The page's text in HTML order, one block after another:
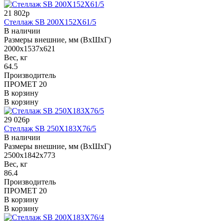
21 802р
Стеллаж SB 200X152X61/5
В наличии
Размеры внешние, мм (ВхШхГ)
2000x1537x621
Вес, кг
64.5
Производитель
ПРОМЕТ 20
В корзину
В корзину
29 026р
Стеллаж SB 250X183X76/5
В наличии
Размеры внешние, мм (ВхШхГ)
2500x1842x773
Вес, кг
86.4
Производитель
ПРОМЕТ 20
В корзину
В корзину